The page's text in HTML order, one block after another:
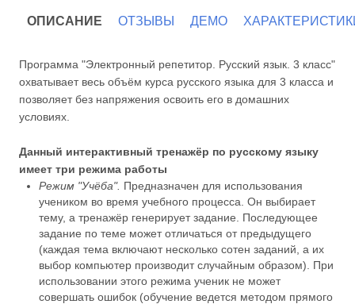
ОПИСАНИЕ ОТЗЫВЫ ДЕМО
Программа "Электронный репетитор. Русский язык. 3 класс"
охватывает весь объём курса русского языка для 3 класса и
позволяет без напряжения освоить его в домашних
условиях.
Данный интерактивный тренажёр по русскому языку
имеет три режима работы
Режим "Учёба". Предназначен для использования
учеником во время учебного процесса. Он выбирает
тему, а тренажёр генерирует задание. Последующее
задание по теме может отличаться от предыдущего
(каждая тема включают несколько сотен заданий, а их
выбор компьютер производит случайным образом). При
использовании этого режима ученик не может
совершать ошибок (обучение ведется методом прямого